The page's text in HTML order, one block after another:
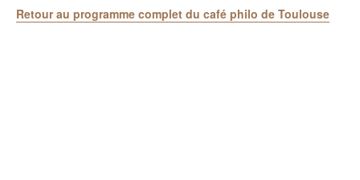
Retour au programme complet du café philo de Toulouse